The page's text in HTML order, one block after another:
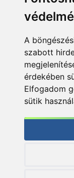
A
szabott
érdekében
Elfogadom
sütik